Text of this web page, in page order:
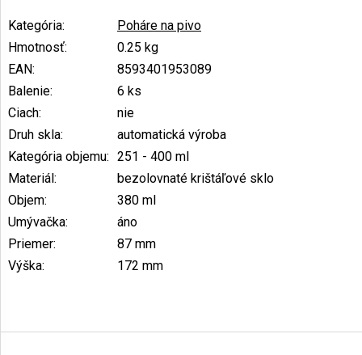
Kategória:
Poháre na pivo
Hmotnosť:
0.25 kg
EAN:
8593401953089
Balenie:
6 ks
Ciach:
nie
Druh skla:
automatická výroba
Kategória objemu: 251 - 400 ml
Materiál:
bezolovnaté krištáľové sklo
Objem:
380 ml
Umývačka:
áno
Priemer:
87 mm
Výška: 172 mm
á